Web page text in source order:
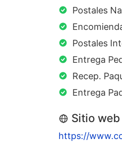
Postales
Postales
Entrega
Recep.
Entrega
Sitio
https://